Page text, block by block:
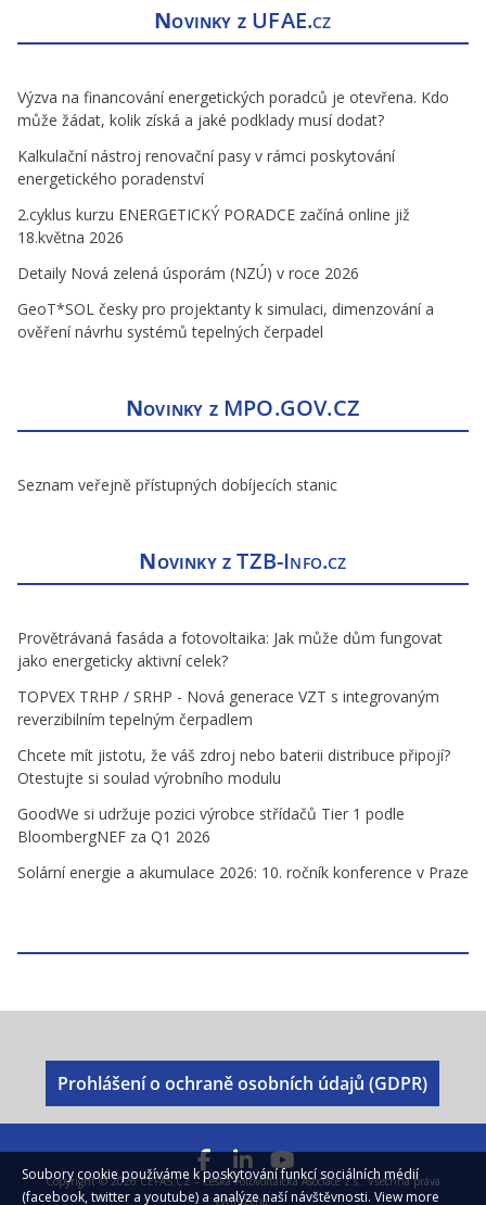
Novinky z UFAE.cz
Výzva na financování energetických poradců je otevřena. Kdo
může žádat, kolik získá a jaké podklady musí dodat?
Kalkulační nástroj renovační pasy v rámci poskytování
energetického poradenství
2.cyklus kurzu ENERGETICKÝ PORADCE začíná online již
18.května 2026
Detaily Nová zelená úsporám (NZÚ) v roce 2026
GeoT*SOL česky pro projektanty k simulaci, dimenzování a
ověření návrhu systémů tepelných čerpadel
Novinky zMPO.GOV.CZ
Seznam veřejně přístupných dobíjecích stanic
Novinky zTZB-Info.cz
Provětrávaná fasáda a fotovoltaika: Jak může dům fungovat
jako energeticky aktivní celek?
TOPVEX TRHP / SRHP - Nová generace VZT s integrovaným
reverzibilním tepelným čerpadlem
Chcete mít jistotu, že váš zdroj nebo baterii distribuce připojí?
Otestujte si soulad výrobního modulu
GoodWe si udržuje pozici výrobce střídačů Tier 1 podle
BloombergNEF za Q1 2026
Solární energie a akumulace 2026: 10. ročník konference v Praze
Prohlášení o ochraně osobních údajů (GDPR)
Copyright © 2026CEFAS.CZ – Česká Fotovoltaická Asociace z.s.. Všechna práva
vyhrazena.
Soubory cookie používáme k poskytování funkcí sociálních médií
(facebook, twitter a youtube) a analýze naší návštěvnosti. View more